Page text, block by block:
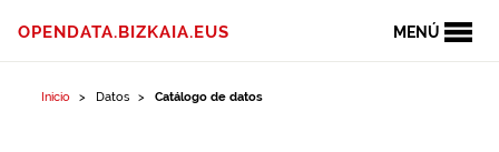
MENÚ
OPENDATA.BIZKAIA.EUS
Inicio Datos Catálogo de datos